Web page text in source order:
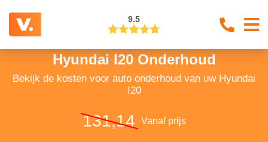
9.5
Hyundai I20 Onderhoud
Bekijk de kosten voor auto onderhoud van uw Hyundai
I20
131,14 Vanaf prijs